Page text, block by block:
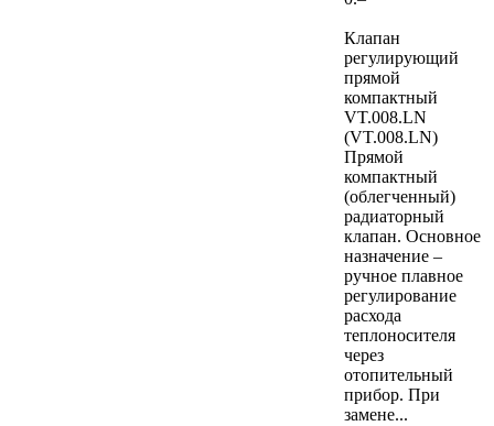
Клапан
регулирующий
прямой
компактный
VT.008.LN
(VT.008.LN)
Прямой
компактный
(облегченный)
радиаторный
клапан. Основное
назначение –
ручное плавное
регулирование
расхода
теплоносителя
через
отопительный
прибор. При
замене...